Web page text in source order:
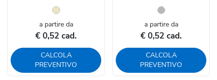
a partire da
€ 0,52 cad.
CALCOLA
PREVENTIVO
a partire da
€ 0,52 cad.
CALCOLA
PREVENTIVO